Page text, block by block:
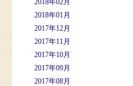
2018年02月
2018年01月
2017年12月
2017年11月
2017年10月
2017年09月
2017年08月